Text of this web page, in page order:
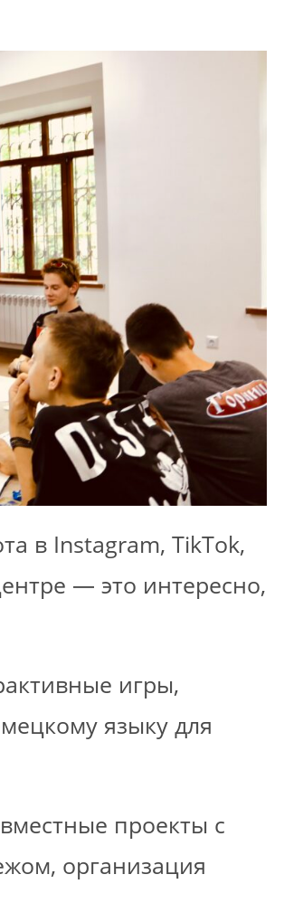
в Instagram, TikTok,
— это интересно,
игры,
языку для
проекты с
организация